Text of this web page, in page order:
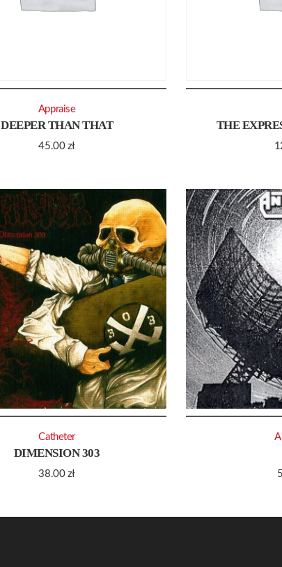
DEEPER THAN THAT
45.00 zł
Appraise
THE
DIMENSION 303
38.00 zł
Catheter